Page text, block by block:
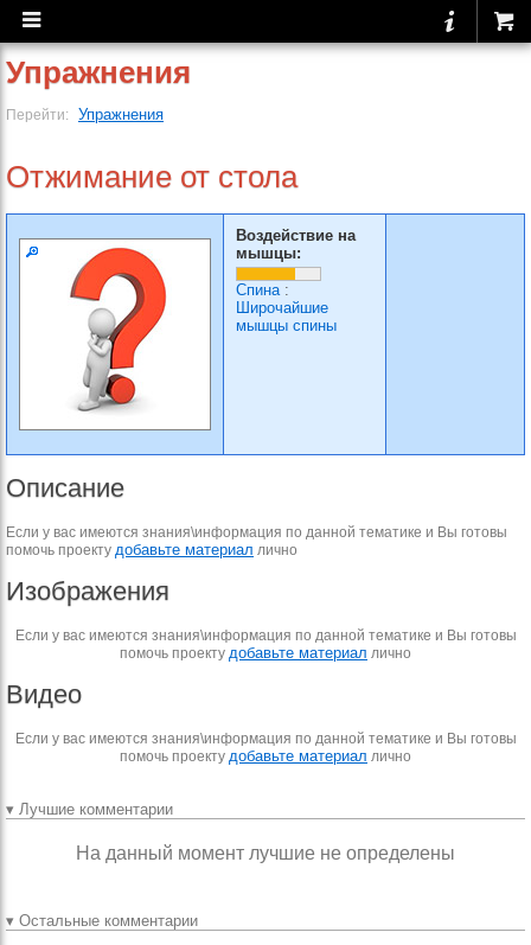
Упражнения
Перейти: Упражнения
Отжимание от стола
Воздействие на
мышцы:
Спина:
Широчайшие
мышцы спины
Описание
Если у вас имеются знания\информация по данной тематике и Вы готовы
помочь проекту добавьте материал лично
Изображения
Если у вас имеются знания\информация по данной тематике и Вы готовы
помочь проекту добавьте материал лично
Видео
Если у вас имеются знания\информация по данной тематике и Вы готовы
помочь проекту добавьте материал лично
▾ Лучшие комментарии
На данный момент лучшие не определены
▾ Остальные комментарии